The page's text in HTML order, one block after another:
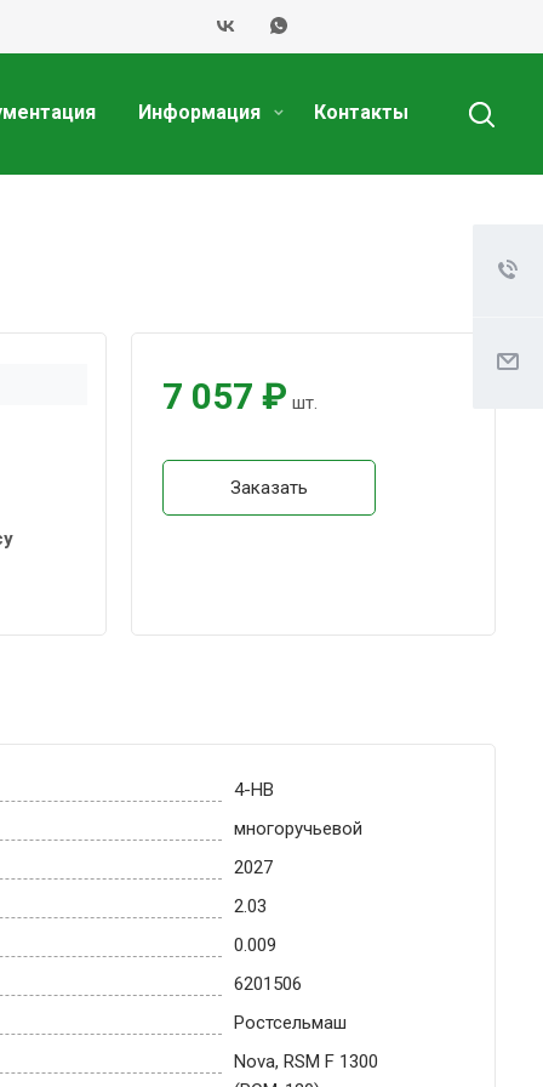
Информация Контакты
7 057 ₽ шт.
Заказать
4-HB
многоручьевой
2027
2.03
0.009
6201506
Ростсельмаш
Nova, RSM F 1300